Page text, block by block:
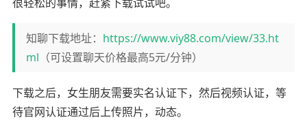
知聊下载地址： https://www.viy88.com/view/33.ht
ml （可设置聊天价格最高5元/分钟）
下载之后，女生朋友需要实名认证下，然后视频认证，等
待官网认证通过后上传照片，动态。